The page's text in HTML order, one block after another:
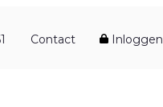
Contact Inloggen